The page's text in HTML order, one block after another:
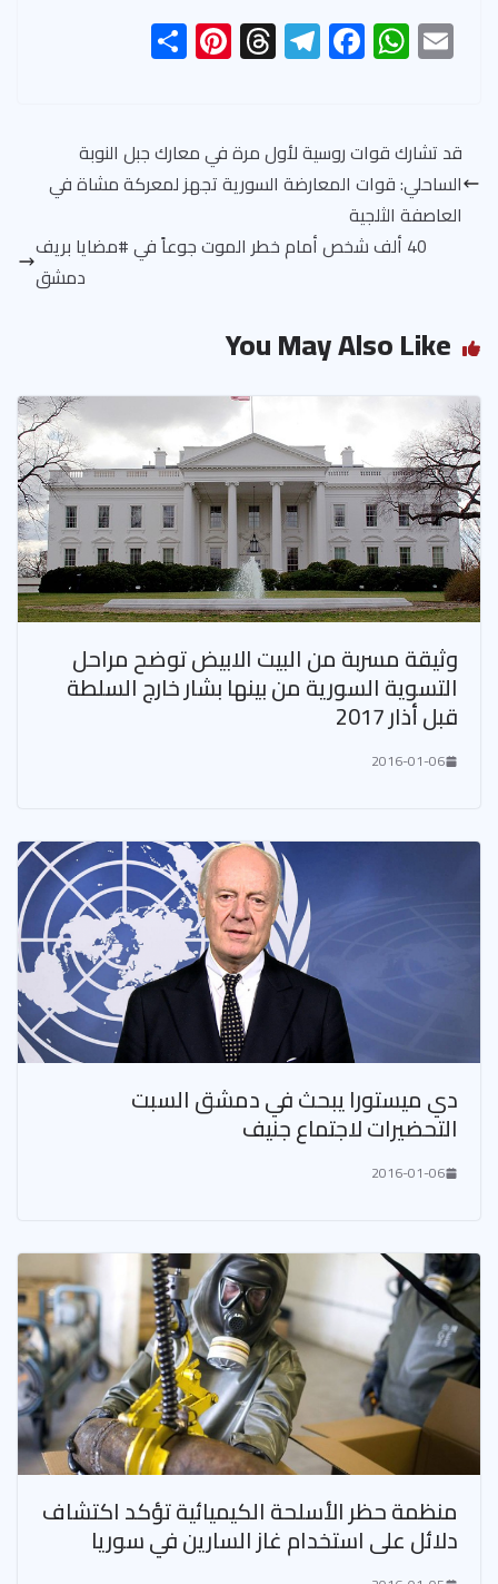
E
m
W
h
s
A
p
p
F
ac
b
o
ok
Te
le
a
m
T
hr
ds
Pi
nt
es
t
e
قد تشارك قوات روسية لأول مرة في معارك جبل النوبة
الساحلي: قوات المعارضة السورية تجهز لمعركة مشاة في
العاصفة الثلجية
40 ألف شخص أمام خطر الموت جوعاً في #مضايا بريف
دمشق
You May Also Like
وثيقة مسربة من البيت الابيض توضح مراحل
التسوية السورية من بينها بشار خارج السلطة
قبل أذار 2017
2016-01-06
دي ميستورا يبحث في دمشق السبت
التحضيرات لاجتماع جنيف
2016-01-06
منظمة حظر الأسلحة الكيميائية تؤكد اكتشاف
دلائل على استخدام غاز السارين في سوريا